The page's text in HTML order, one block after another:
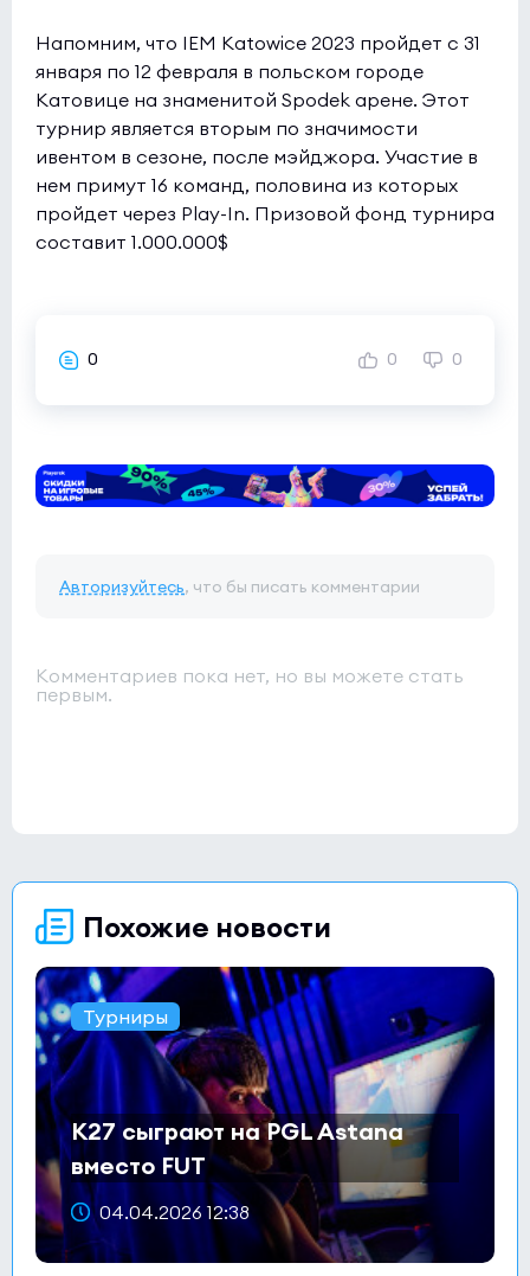
Напомним, что IEM Katowice 2023 пройдет с 31
января по 12 февраля в польском городе
Катовице на знаменитой Spodek арене. Этот
турнир является вторым по значимости
ивентом в сезоне, после мэйджора. Участие в
нем примут 16 команд, половина из которых
пройдет через Play-In. Призовой фонд турнира
составит 1.000.000$
0 0 0
Авторизуйтесь, что бы писать комментарии
Комментариев пока нет, но вы можете стать
первым.
Похожие новости
Турниры
K27 сыграют на PGL Astana
вместо FUT
04.04.2026 12:38